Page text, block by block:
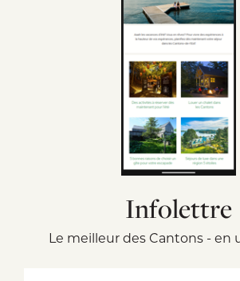
Infolettre
Le meilleur des Cantons - en